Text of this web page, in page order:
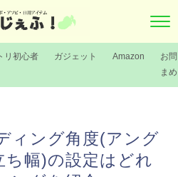
リ初心者 ガジェット Amazon
お
ま
ィング角度(アング
幅)の設定はどれ